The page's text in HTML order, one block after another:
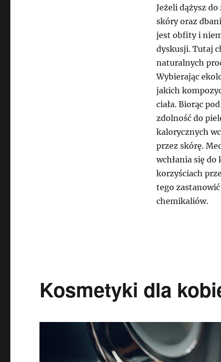
Jeżeli dążysz
skóry oraz
jest obfity i
dyskusji. Tutaj
naturalnych
Wybierając
jakich
ciała. Biorąc
zdolność do
kalorycznych
przez skórę.
wchłania się
korzyściach
tego
chemikaliów.
Kosmetyki dla